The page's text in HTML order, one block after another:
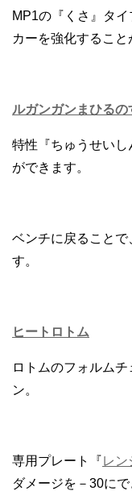
MP1の『くさ』タ
カーを強化すること
ルガンガンまひるの
特性『ちゅうせいし
ができます。
ベンチに戻ることで
す。
ヒートロトム
ロトムのフォルム
ン。
専用プレート『レン
ダメージを－30に